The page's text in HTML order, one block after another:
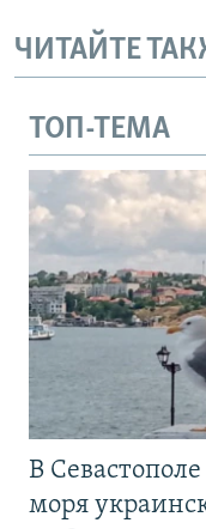
ЧИТАЙТЕ
ТОП-ТЕМА
В
моря